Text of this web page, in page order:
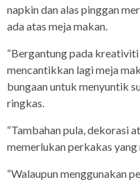
napkin dan alas pinggan
ada atas meja makan.
“Bergantung pada
mencantikkan lagi meja
bungaan untuk menyuntik
ringkas.
“Tambahan pula, dekorasi
memerlukan perkakas
“Walaupun menggunakan